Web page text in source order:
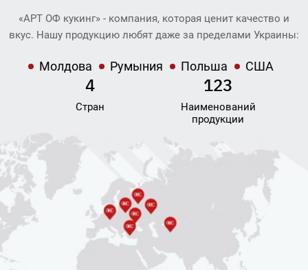
4
Стран
«АРТ ОФ кукинг» - компания, которая ценит качество и
вкус. Нашу продукцию любят даже за пределами Украины:
Молдова Румыния Польша США
123
Наименований
продукции